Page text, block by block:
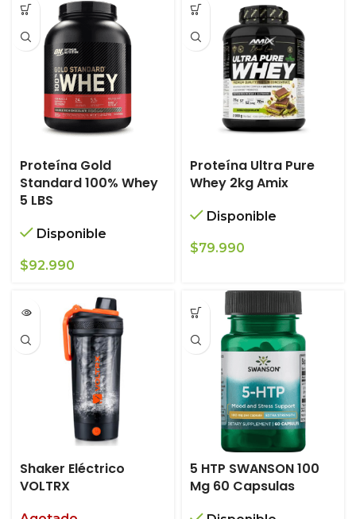
era:
$69.990. $49.990.
Proteína Gold
Standard 100% Whey
5 LBS
Disponible
$92.990
Proteína Ultra Pure
Whey 2kg Amix
Disponible
$79.990
Shaker Eléctrico
VOLTRX
5 HTP SWANSON 100
Mg 60 Capsulas